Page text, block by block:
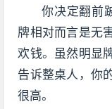
你决定翻前
牌相对而言是无
欢钱。虽然明显
告诉整桌人，你
很高。